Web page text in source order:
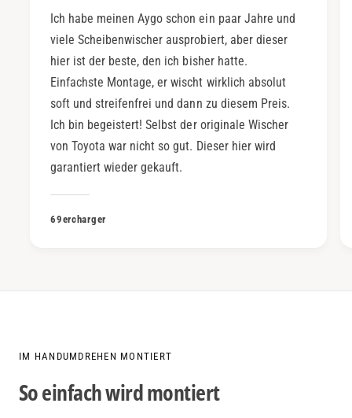
Ich habe meinen Aygo schon ein paar Jahre und
viele Scheibenwischer ausprobiert, aber dieser
hier ist der beste, den ich bisher hatte.
Einfachste Montage, er wischt wirklich absolut
soft und streifenfrei und dann zu diesem Preis.
Ich bin begeistert! Selbst der originale Wischer
von Toyota war nicht so gut. Dieser hier wird
garantiert wieder gekauft.
69ercharger
IM HANDUMDREHEN MONTIERT
So einfach wird montiert